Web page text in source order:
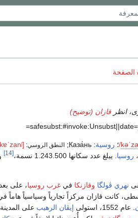
الصفحة
انظر قازان (توضيح)
kəˈz
/؛ روسية:
Каза́нь
; النطق الروسي: [kɐˈzanʲ]
، روسيا . يبلغ عدد سكانها 1.243.500 نسمة، [14]
نهري ڤولگا وقازنكا في غرب روسيا، على بعد 715 كم تقريباً شرق العاصمة
كانت قازان مركزاً تجارياً وسياسياً هاماً
. عام 1552، استولى إيڤان الرهيب على